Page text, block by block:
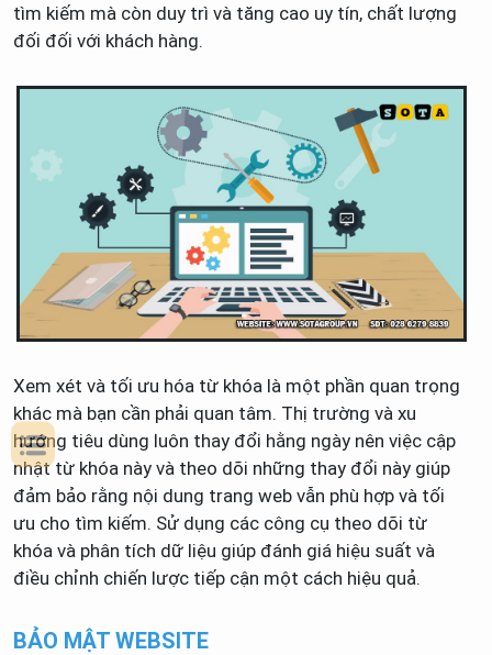
tìm kiếm mà còn duy trì và tăng cao uy tín, chất lượng
đối đối với khách hàng.
Xem xét và tối ưu hóa từ khóa là một phần quan trọng
khác mà bạn cần phải quan tâm. Thị trường và xu
hướng tiêu dùng luôn thay đổi hằng ngày nên việc cập
nhật từ khóa này và theo dõi những thay đổi này giúp
đảm bảo rằng nội dung trang web vẫn phù hợp và tối
ưu cho tìm kiếm. Sử dụng các công cụ theo dõi từ
khóa và phân tích dữ liệu giúp đánh giá hiệu suất và
điều chỉnh chiến lược tiếp cận một cách hiệu quả.
BẢO MẬT WEBSITE